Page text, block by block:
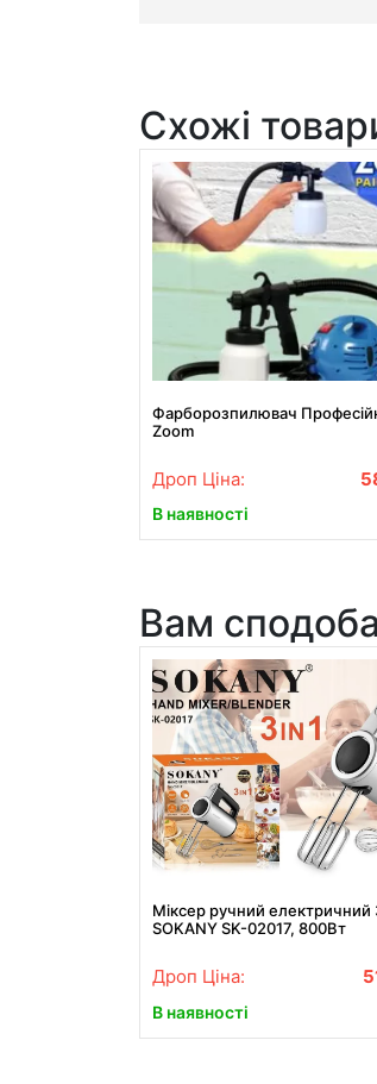
Схожі
Фарборозпилювач
Zoom
Дроп Ціна:
В наявності
Вам
Міксер ручний електричний
SOKANY SK-02017, 800Вт
Дроп Ціна:
В наявності